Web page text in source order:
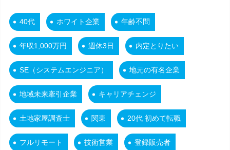
40代 ホワイト企業 年齢不問
年収1,000万円 週休3日 内定とりたい
SE（システムエンジニア） 地元の有名企業
地域未来牽引企業 キャリアチェンジ
土地家屋調査士 関東 20代 初めて転職
フルリモート 技術営業 登録販売者